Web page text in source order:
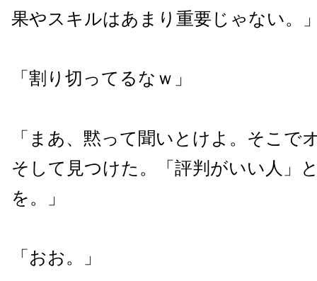
果やスキルはあまり重要じゃない。
「割り切ってるなｗ」
「まあ、黙って聞いとけよ。そこで
そして見つけた。「評判がいい人」
を。」
「おお。」